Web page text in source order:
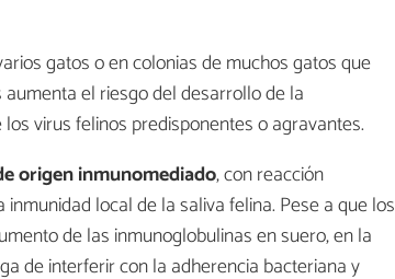
gatos o en colonias de muchos gatos que
el riesgo del desarrollo de la
virus felinos predisponentes o agravantes.
origen inmunomediado, con reacción
local de la saliva felina. Pese a que los
de las inmunoglobulinas en suero, en la
de interferir con la adherencia bacteriana y